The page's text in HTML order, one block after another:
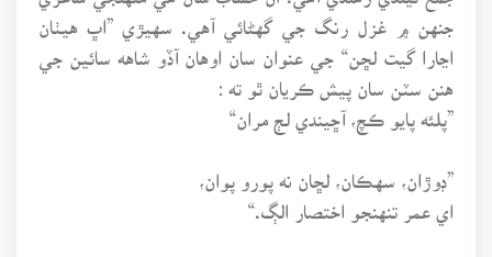
جنهن ۾ غزل رنگ جي گهڻائي آهي. سهيڙي ”اڀ هيٺان
اڃارا گيت لڇن“ جي عنوان سان اوهان آڏو شاهه سائين جي
هنن سٽن سان پيش ڪريان ٿو ته :
”پلئه پايو ڪچ، آڇيندي لڄ مران“
”ڊوڙان، سهڪان، لڇان نه پورو پوان،
اي عمر تنهنجو اختصار الڳ.“